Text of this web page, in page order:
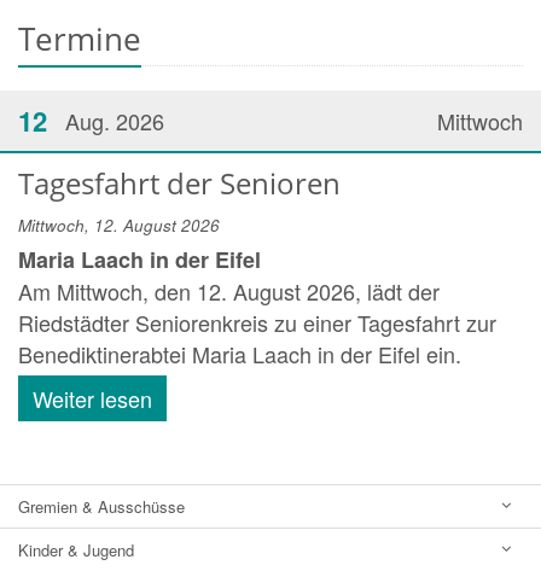
Termine
Mittwoch
12 Aug. 2026
Tagesfahrt der Senioren
Mittwoch, 12. August 2026
Maria Laach in der Eifel
Am Mittwoch, den 12. August 2026, lädt der
Riedstädter Seniorenkreis zu einer Tagesfahrt zur
Benediktinerabtei Maria Laach in der Eifel ein.
Weiter lesen
Gremien & Ausschüsse
Kinder & Jugend